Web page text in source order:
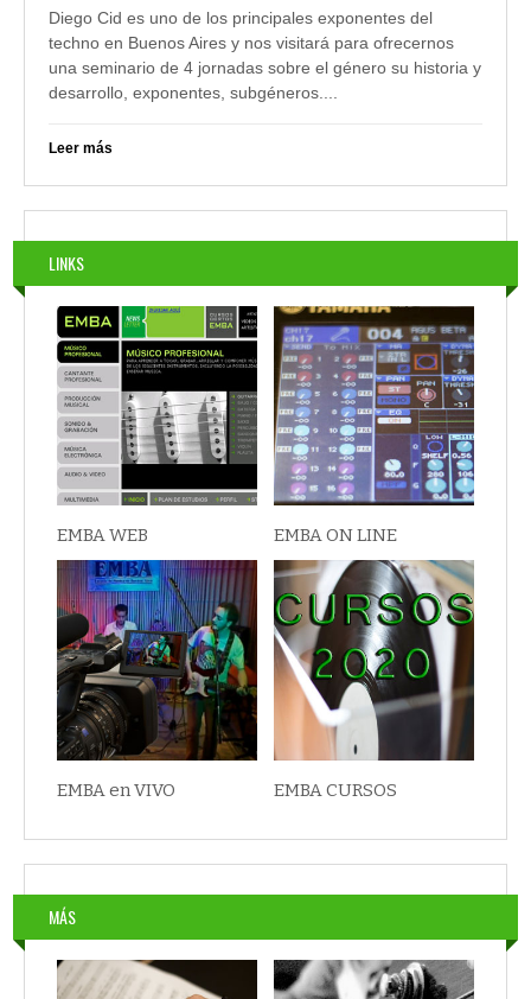
Diego Cid es uno de los principales exponentes del
techno en Buenos Aires y nos visitará para ofrecernos
una seminario de 4 jornadas sobre el género su historia y
desarrollo, exponentes, subgéneros....
Leer más
LINKS
EMBA WEB EMBA ON LINE
EMBA en VIVO EMBA CURSOS
MÁS